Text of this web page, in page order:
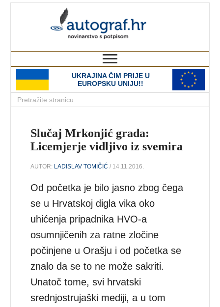
UKRAJINA ČIM PRIJE U
EUROPSKU UNIJU!!
Slučaj Mrkonjić grada:
Licemjerje vidljivo iz svemira
AUTOR: LADISLAV TOMIČIĆ / 14.11.2016.
Od početka je bilo jasno zbog čega
se u Hrvatskoj digla vika oko
uhićenja pripadnika HVO-a
osumnjičenih za ratne zločine
počinjene u Orašju i od početka se
znalo da se to ne može sakriti.
Unatoč tome, svi hrvatski
srednjostrujaški mediji, a u tom